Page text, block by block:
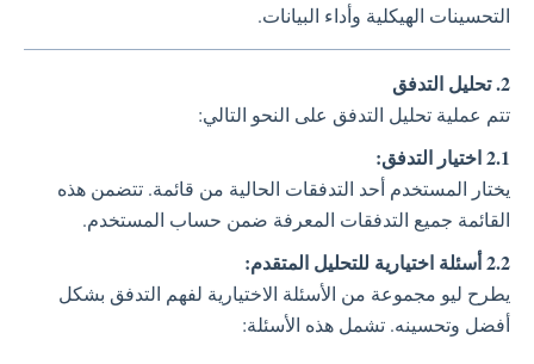
التحسينات الهيكلية وأداء البيانات.
2. تحليل التدفق
تتم عملية تحليل التدفق على النحو التالي:
2.1 اختيار التدفق:
يختار المستخدم أحد التدفقات الحالية من قائمة. تتضمن هذه
القائمة جميع التدفقات المعرفة ضمن حساب المستخدم.
2.2 أسئلة اختيارية للتحليل المتقدم:
يطرح ليو مجموعة من الأسئلة الاختيارية لفهم التدفق بشكل
أفضل وتحسينه. تشمل هذه الأسئلة: